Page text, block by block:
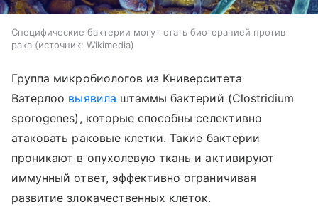
Специфические бактерии могут стать биотерапией против
рака
источник: Wikimedia
Группа микробиологов из Книверситета
Ватерлоо выявила штаммы бактерий (Clostridium
sporogenes), которые способны селективно
атаковать раковые клетки. Такие бактерии
проникают в опухолевую ткань и активируют
иммунный ответ, эффективно ограничивая
развитие злокачественных клеток.